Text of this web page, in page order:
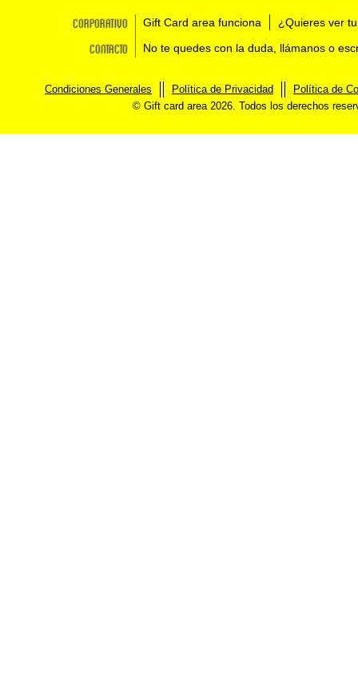
Corporativo Gift Card area funciona ¿Quieres ver
Contacto No te quedes con la duda, llámanos o
Condiciones Generales Política de Privacidad
Política de
© Gift card area 2026. Todos los derechos